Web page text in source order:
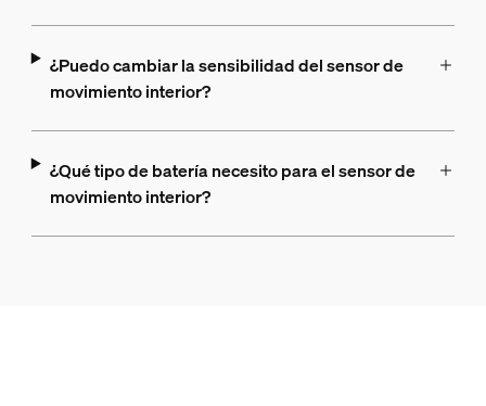
¿Puedo cambiar la sensibilidad del sensor de
movimiento interior?
¿Qué tipo de batería necesito para el sensor de
movimiento interior?